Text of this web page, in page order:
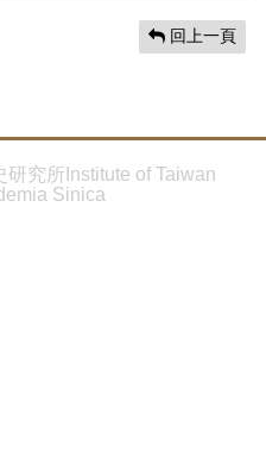
回上一頁
究所Institute of Taiwan
Sinica